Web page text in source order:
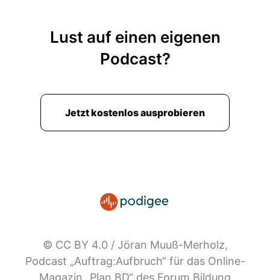
Lust auf einen eigenen
Podcast?
Jetzt kostenlos ausprobieren
© CC BY 4.0 / Jöran Muuß-Merholz,
Podcast „Auftrag:Aufbruch“ für das Online-
Magazin „Plan BD“ des Forum Bildung